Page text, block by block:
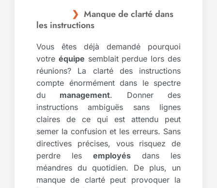
Manque de clarté dans
les instructions
Vous êtes déjà demandé pourquoi
votre équipe semblait perdue lors des
réunions? La clarté des instructions
compte énormément dans le spectre
du management. Donner des
instructions ambiguës sans lignes
claires de ce qui est attendu peut
semer la confusion et les erreurs. Sans
directives précises, vous risquez de
perdre les employés dans les
méandres du quotidien. De plus, un
manque de clarté peut provoquer la